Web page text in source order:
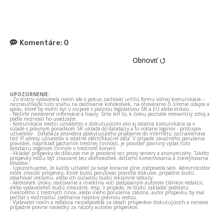
Komentáre: 0
Obnoviť ⭯
UPOZORNENIE:
- Zo strany vydavateľa novín ide o pokus zachovať určitú formu voľnej komunikácie –
nezneužívajte túto snahu na osočovanie kohokoľvek, na ohováranie či šírenie údajov a
správ, ktoré by mohli byť v rozpore s platnou legislatívou SR a EÚ alebo etikou.
- Nešírte neoverené informácie a hoaxy. Šírte len to, k čomu poznáte relevantný zdroj a
podľa možnosti ho uvádzajte.
- Komunikácia medzi užívateľmi a diskutujúcimi ako aj ostatná komunikácia sa v
súlade s právnym poriadkom SR ukladá do databázy a to vrátane loginov - prístupov
užívateľov . Databáza providera poskytujúceho pripojenie do internetu zaznamenáva
tiež IP adresy užívateľov a ostatné identifikačné dáta. V prípade závažného porušenia
pravidiel, napríklad páchaním trestnej činnosti, je provider povinný vydať túto
databázu orgánom činným v trestnom konaní.
- Vkladať príspevky do diskusie nie je povolené cez proxy servery a anonymizéry. Takéto
príspevky môžu byť zmazané bez akéhokoľvek ďalšieho komentovania a zverejňovania
dôvodov.
- Upozorňujeme, že každý užívateľ za svoje konanie plne zodpovedá sám. Administrátor
môže zmazať príspevky, ktoré budú porušovať pravidlá diskusie, prípadne budú
obsahovať reklamu, alebo ich súčasťou budú reklamné odkazy.
- Akékoľvek útoky, osočovanie a invektívy voči podpísaným autorom článkov redakcii,
alebo vydavateľovi budú zmazané, resp. v prípade, že budú zakladať podstatu
niektorého z trestných činov, alebo iného porušenia zákona, autor príspevku by mal
počítať s možnosťou zjednania nápravy právnou cestou.
- Vydavateľ novín a redakcia nezodpovedá za obsah príspevkov diskutujúcich a nenesie
prípadné právne následky za názory autorov príspevkov.